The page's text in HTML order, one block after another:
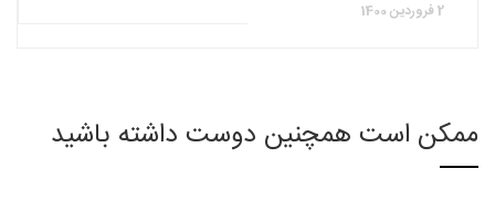
2 فروردین 1400
ممکن است همچنین دوست داشته باشید